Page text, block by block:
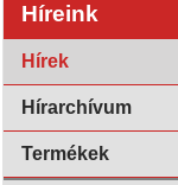
Híreink
Hírek
Hírarchívum
Termékek